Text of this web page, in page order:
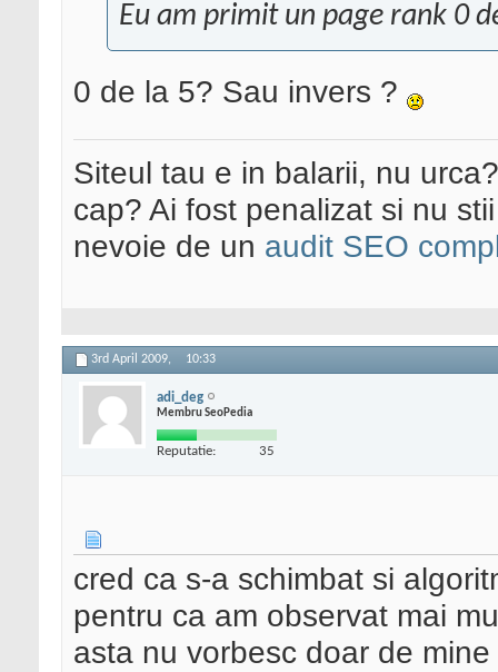
Eu am primit un page rank 0
0 de la 5? Sau invers ?
Siteul tau e in balarii, nu
cap? Ai fost penalizat si nu
nevoie de un audit SEO
3rd April 2009, 10:33
adi_deg
Membru SeoPedia
Reputatie: 35
cred ca s-a schimbat si
pentru ca am observat mai
asta nu vorbesc doar de